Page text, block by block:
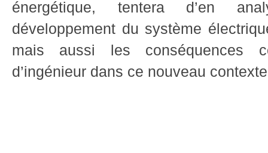
énergétique, tentera d’en
développement du système
mais aussi les conséquences
d’ingénieur dans ce nouveau